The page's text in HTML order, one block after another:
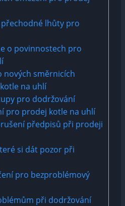
přechodné ⁢lhůty pro
o povinnostech pro
nových směrnicích
‌na uhlí
pro dodržování
pro prodej kotle na⁤ uhlí
předpisů‌ při prodeji
si dát pozor‍ při
‌pro ⁣bezproblémový
při dodržování